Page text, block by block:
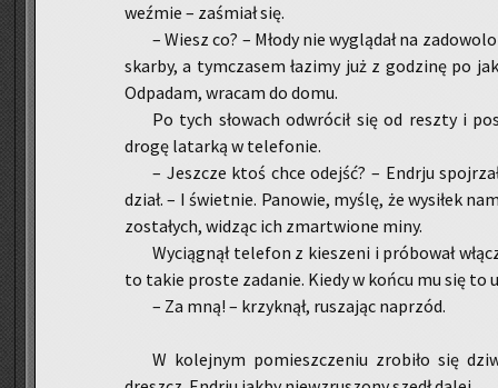
weź­mie – za­śmiał się.
– Wiesz co? – Młody nie wy­glą­dał na
skar­by, a tym­cza­sem ła­zi­my już z go­dzi­nę po
Od­pa­dam, wra­cam do domu.
Po tych sło­wach od­wró­cił się od resz­ty i
drogę la­tar­ką w te­le­fo­nie.
– Jesz­cze ktoś chce odejść? – En­dr­ju
dział. – I świet­nie. Pa­no­wie, myślę, że wy­si­łek
zo­sta­łych, wi­dząc ich zmar­twio­ne miny.
Wy­cią­gnął te­le­fon z kie­sze­ni i pró­bo­wał
to takie pro­ste za­da­nie. Kiedy w końcu mu się to
– Za mną! – krzyk­nął, ru­sza­jąc na­przód.
W ko­lej­nym po­miesz­cze­niu zro­bi­ło się